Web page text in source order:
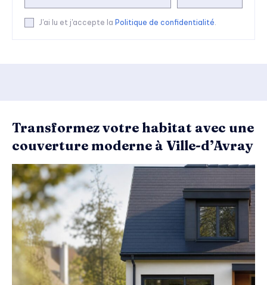
J'ai lu et j'accepte la Politique de confidentialité
Transformez votre habitat avec une
couverture moderne à Ville-d’Avray